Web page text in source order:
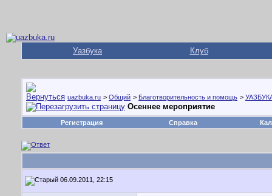
Уазбука Клуб
uazbuka.ru > Общий > Благотворительность и помощь >
Осеннее мероприятие
Регистрация Справка
06.09.2011, 22:15